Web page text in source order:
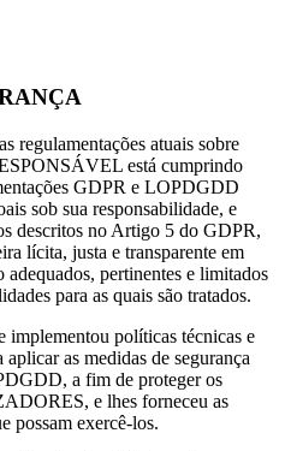
regulamentações atuais sobre
está cumprindo
GDPR e LOPDGDD
sob sua responsabilidade, e
descritos no Artigo 5 do GDPR,
lícita, justa e transparente em
adequados, pertinentes e limitados
para as quais são tratados.
políticas técnicas e
as medidas de segurança
a fim de proteger os
e lhes forneceu as
possam exercê-los.